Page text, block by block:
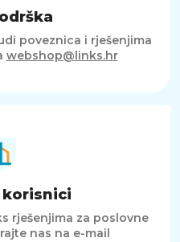
poveznica i rješenjima
webshop@links.hr
korisnici
rješenjima za poslovne
nas na e-mail